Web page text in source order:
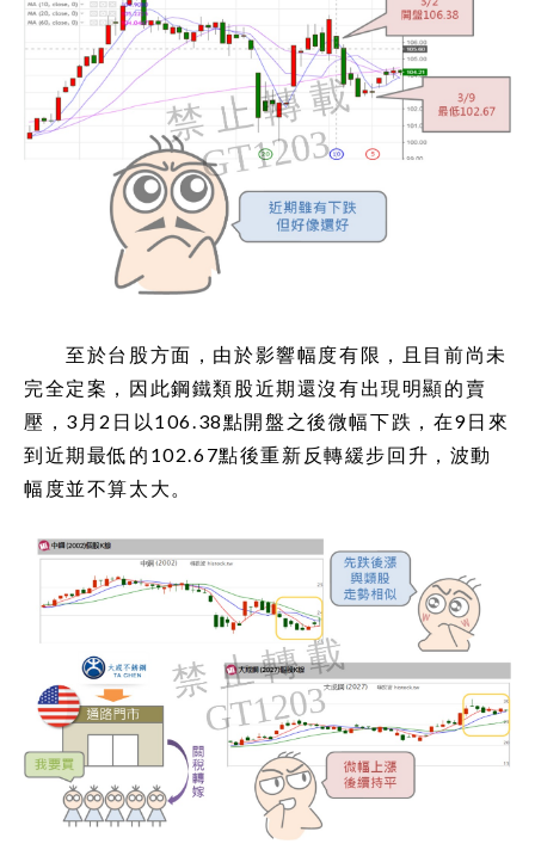
至於台股方面，由於影響幅度有限，且目前尚未
完全定案，因此鋼鐵類股近期還沒有出現明顯的賣
壓，3月2日以106.38點開盤之後微幅下跌，在9日來
到近期最低的102.67點後重新反轉緩步回升，波動
幅度並不算太大。